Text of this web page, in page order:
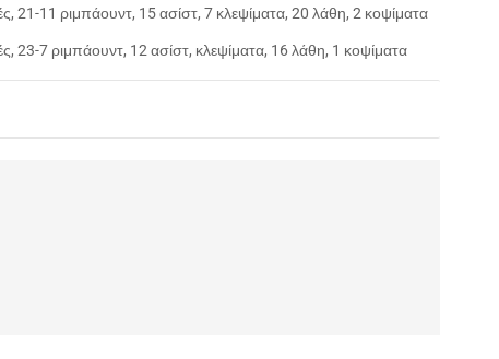
21-11 ριμπάουντ, 15 ασίστ, 7 κλεψίματα, 20 λάθη, 2 κοψίματα
23-7 ριμπάουντ, 12 ασίστ, κλεψίματα, 16 λάθη, 1 κοψίματα